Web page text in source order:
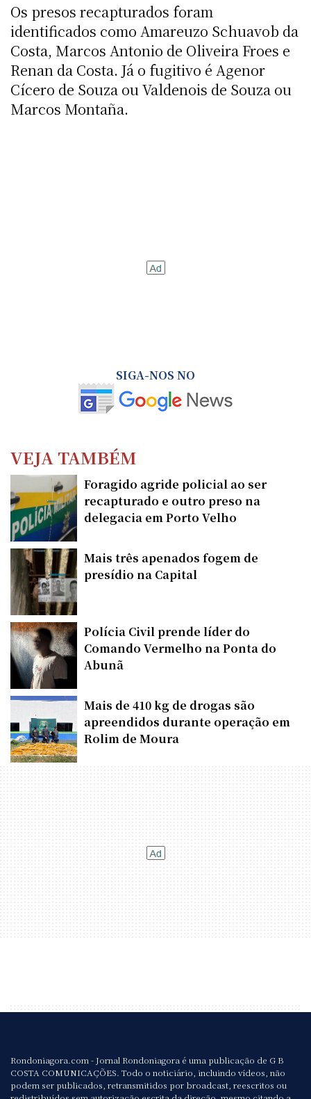
Os presos recapturados foram
identificados como Amareuzo Schuavob da
Costa, Marcos Antonio de Oliveira Froes e
Renan da Costa. Já o fugitivo é Agenor
Cícero de Souza ou Valdenois de Souza ou
Marcos Montaña.
SIGA-NOS NO
VEJA TAMBÉM
Foragido agride policial ao ser
recapturado e outro preso na
delegacia em Porto Velho
Mais três apenados fogem de
presídio na Capital
Polícia Civil prende líder do
Comando Vermelho na Ponta do
Abunã
Mais de 410 kg de drogas são
apreendidos durante operação em
Rolim de Moura
Rondoniagora.com - Jornal Rondoniagora é uma publicação de G B
COSTA COMUNICAÇÕES. Todo o noticiário, incluindo vídeos, não
podem ser publicados, retransmitidos por broadcast, reescritos ou